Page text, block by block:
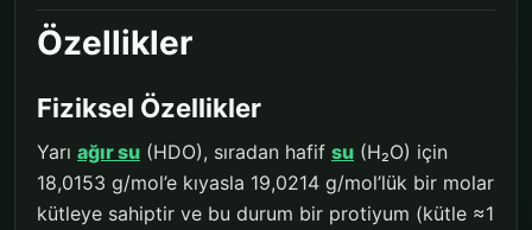
Özellikler
Fiziksel Özellikler
Yarı ağır su (HDO), sıradan hafif su (H₂O) için
18,0153 g/mol’e kıyasla 19,0214 g/mol’lük bir molar
kütleye sahiptir ve bu durum bir protiyum (kütle ≈1